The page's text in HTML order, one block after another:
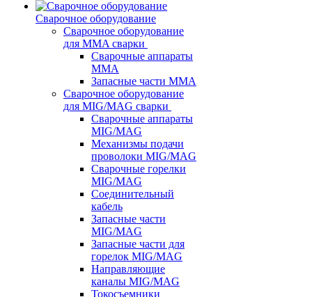
Сварочное оборудование
Сварочное оборудование
для MMA сварки
Сварочные аппараты
MMA
Запасные части MMA
Сварочное оборудование
для MIG/MAG сварки
Сварочные аппараты
MIG/MAG
Механизмы подачи
проволоки MIG/MAG
Сварочные горелки
MIG/MAG
Соединительный
кабель
Запасные части
MIG/MAG
Запасные части для
горелок MIG/MAG
Направляющие
каналы MIG/MAG
Токосъемники